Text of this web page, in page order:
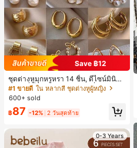
Save ฿12
ชุดต่างหูมุกหรูหรา 14 ชิ้น, ดีไซน์มินิมอ
ลใหม่ที่เป็นเอกลักษณ์ ต่างหูที่สง่างาม
สำหรับผู้หญิง, ของขวัญสำหรับเธอ
#1 ขายดี ใน หลากสี ชุดต่างหูผู้หญิง
600+ sold
฿87 -12% 2 วันสุดท้าย
0-3 Years